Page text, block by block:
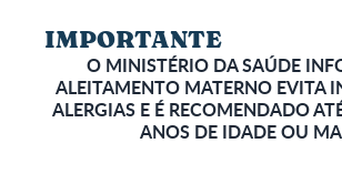
IMPORTANTE
O MINISTÉRIO DA SAÚDE
ALEITAMENTO MATERNO EVITA
ALERGIAS E É RECOMENDADO
ANOS DE IDADE OU